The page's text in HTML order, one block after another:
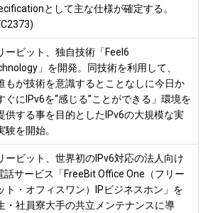
として主な仕様が確定する。
ービット、独自技術「Feel6
」を開発。同技術を利用して、
もが技術を意識するとことなしに今日か
ぐにIPv6を“感じる”ことができる」環境を
供する事を目的としたIPv6の大規模な実
験を開始。
ービット、世界初のIPv6対応の法人向け
話サービス「FreeBit Office One（フリー
ト・オフィスワン）IPビジネスホン」を
・社員寮大手の共立メンテナンスに導